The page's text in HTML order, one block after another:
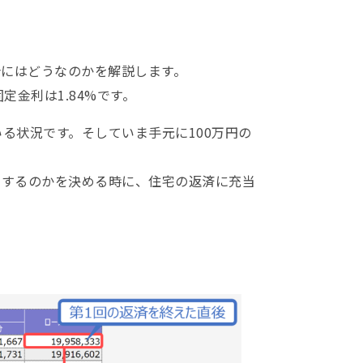
はどうなのかを解説します。
金利は1.84%です。
状況です。そしていま手元に100万円の
るのかを決める時に、住宅の返済に充当